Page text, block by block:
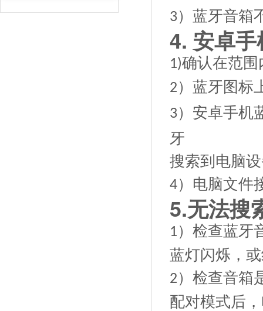
3）蓝牙音箱
4. 安卓
1)确认在范
2）蓝牙图标
3）安卓手机
牙
搜索到电脑
4）电脑文件
5.无法搜
1）检查蓝牙
蓝灯闪烁，
2）检查音箱
配对模式后